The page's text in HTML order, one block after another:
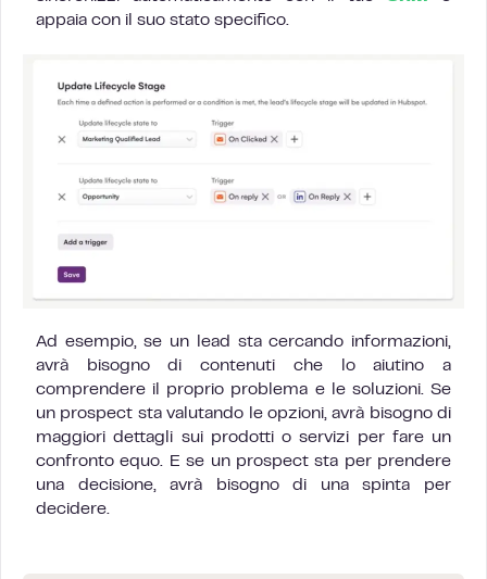
appaia con il suo stato specifico.
Ad esempio, se un lead sta cercando informazioni,
avrà bisogno di contenuti che lo aiutino a
comprendere il proprio problema e le soluzioni. Se
un prospect sta valutando le opzioni, avrà bisogno di
maggiori dettagli sui prodotti o servizi per fare un
confronto equo. E se un prospect sta per prendere
una decisione, avrà bisogno di una spinta per
decidere.